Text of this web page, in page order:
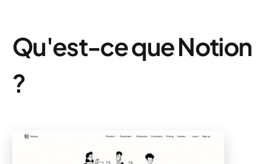
Qu'est-ce que Notion
?